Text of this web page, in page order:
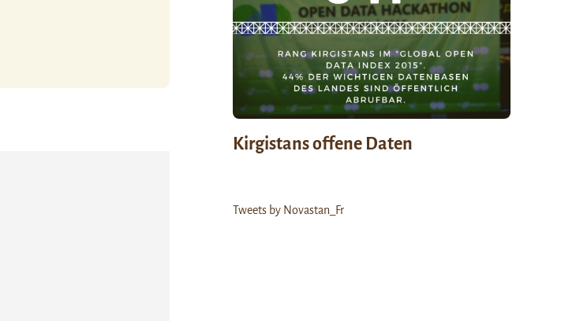
Kirgistans offene Daten
Tweets by Novastan_Fr